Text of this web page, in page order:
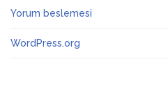
Yorum beslemesi
WordPress.org